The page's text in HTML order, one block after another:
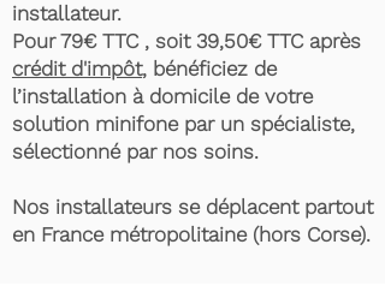
installateur.
Pour 79€ TTC , soit 39,50€ TTC après
crédit d'impôt, bénéficiez de
l’installation à domicile de votre
solution minifone par un spécialiste,
sélectionné par nos soins.
Nos installateurs se déplacent partout
en France métropolitaine (hors Corse).